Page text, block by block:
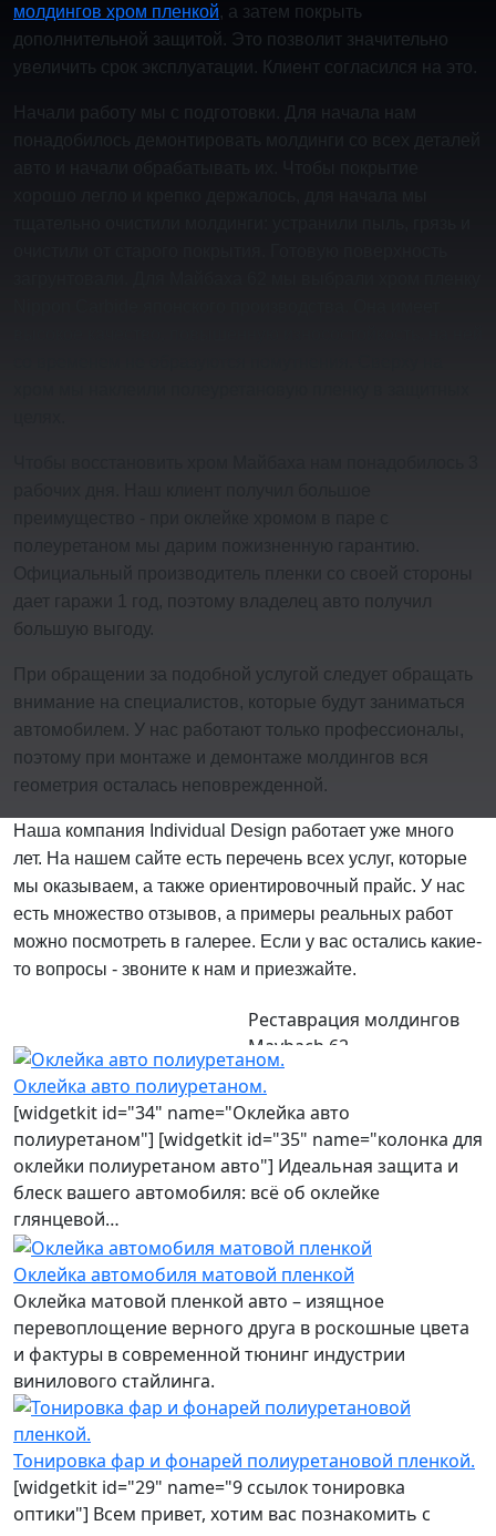
молдингов хром пленкой, а затем покрыть
дополнительной защитой. Это позволит значительно
увеличить срок эксплуатации. Клиент согласился на это.
Начали работу мы с подготовки. Для начала нам
Официальный производитель пленки со своей стороны
дает гаражи 1 год, поэтому владелец авто получил
большую выгоду.
При обращении за подобной услугой следует обращать
внимание на специалистов, которые будут заниматься
автомобилем. У нас работают только профессионалы,
поэтому при монтаже и демонтаже молдингов вся
геометрия осталась неповрежденной.
Наша компания Individual Design работает уже много
лет. На нашем сайте есть перечень всех услуг, которые
мы оказываем, а также ориентировочный прайс. У нас
есть множество отзывов, а примеры реальных работ
можно посмотреть в галерее. Если у вас остались какие-
то вопросы - звоните к нам и приезжайте.
Реставрация молдингов
Maybach 62
Оклейка авто полиуретаном.
[widgetkit id="34" name="Оклейка авто
полиуретаном"] [widgetkit id="35" name="колонка для
оклейки полиуретаном авто"] Идеальная защита и
блеск вашего автомобиля: всё об оклейке
глянцевой…
Оклейка автомобиля матовой пленкой
Оклейка матовой пленкой авто – изящное
перевоплощение верного друга в роскошные цвета
и фактуры в современной тюнинг индустрии
винилового стайлинга.
Тонировка фар и фонарей полиуретановой пленкой.
[widgetkit id="29" name="9 ссылок тонировка
оптики"] Всем привет, хотим вас познакомить с